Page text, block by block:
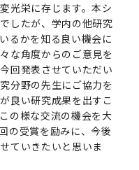
光栄に存じます。本シ
したが、学内の他研究
るかを知る良い機会に
な角度からのご意見を
回発表させていただい
分野の先生にご協力を
良い研究成果を出すこ
の様な交流の機会を大
の受賞を励みに、今後
ていきたいと思いま